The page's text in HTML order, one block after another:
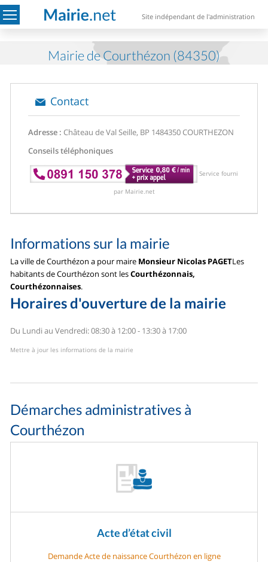
Site indépendant de l'administration
Mairie de Courthézon (84350)
Contact
Adresse : Château de Val Seille, BP 1484350 COURTHEZON
Conseils téléphoniques
Service fourni
par Mairie.net
Informations sur la mairie
La ville de Courthézon a pour maire Monsieur Nicolas PAGETLes
habitants de Courthézon sont lesCourthézonnais,
Courthézonnaises.
Horaires d'ouverture de la mairie
Du Lundi au Vendredi: 08:30 à 12:00 - 13:30 à 17:00
Mettre à jour les informations de la mairie
Démarches administratives à
Courthézon
Acte d’état civil
Demande Acte de naissance Courthézon en ligne